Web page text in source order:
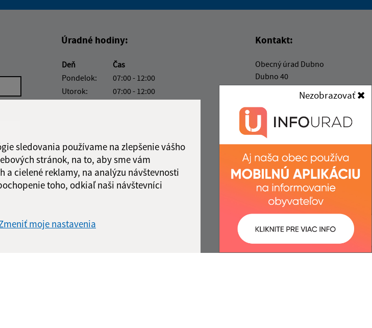
sledovania používame na zlepšenie vášho
stránok, na to, aby sme vám
a cielené reklamy, na analýzu návštevnosti
toho, odkiaľ naši návštevníci
moje nastavenia
Nezobrazovať
Úradné hodiny:
Deň
Čas
Pondelok:
07:00 - 12:00
Utorok:
07:00 - 12:00
Kontakt:
Obecný úrad Dubno
Dubno 40
980 35 Gemerský Jablonec
obecdubno@gmail.com
+421 47 568 42 38
IČO: 00649546